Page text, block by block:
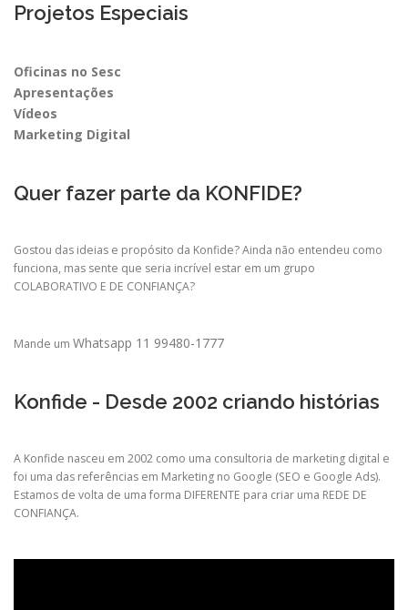
Projetos Especiais
Oficinas no Sesc
Apresentações
Vídeos
Marketing Digital
Quer fazer parte da KONFIDE?
Gostou das ideias e propósito da Konfide? Ainda não entendeu como
funciona, mas sente que seria incrível estar em um grupo
COLABORATIVO E DE CONFIANÇA?
Mande um Whatsapp 11 99480-1777
Konfide - Desde 2002 criando histórias
A Konfide nasceu em 2002 como uma consultoria de marketing digital e
foi uma das referências em Marketing no Google (SEO e Google Ads).
Estamos de volta de uma forma DIFERENTE para criar uma REDE DE
CONFIANÇA.